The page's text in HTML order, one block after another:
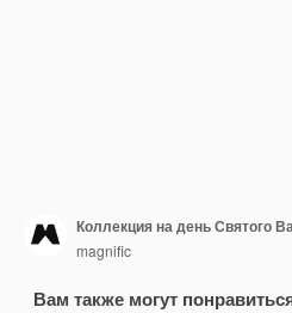
Коллекция на день Святого
magnific
Вам также могут